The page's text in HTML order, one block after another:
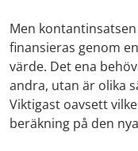
Men
finansieras genom
värde. Det ena
andra, utan är olika
Viktigast oavsett
beräkning på den